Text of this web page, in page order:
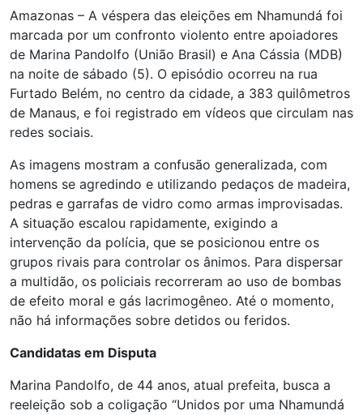
Amazonas – A véspera das eleições em Nhamundá foi
marcada por um confronto violento entre apoiadores
de Marina Pandolfo (União Brasil) e Ana Cássia (MDB)
na noite de sábado (5). O episódio ocorreu na rua
Furtado Belém, no centro da cidade, a 383 quilômetros
de Manaus, e foi registrado em vídeos que circulam nas
redes sociais.
As imagens mostram a confusão generalizada, com
homens se agredindo e utilizando pedaços de madeira,
pedras e garrafas de vidro como armas improvisadas.
A situação escalou rapidamente, exigindo a
intervenção da polícia, que se posicionou entre os
grupos rivais para controlar os ânimos. Para dispersar
a multidão, os policiais recorreram ao uso de bombas
de efeito moral e gás lacrimogêneo. Até o momento,
não há informações sobre detidos ou feridos.
Candidatas em Disputa
Marina Pandolfo, de 44 anos, atual prefeita, busca a
reeleição sob a coligação “Unidos por uma Nhamundá